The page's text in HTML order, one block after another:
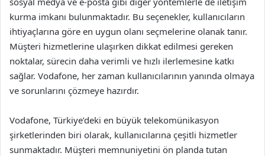
kurma imkanı bulunmaktadır. Bu seçenekler, kullanıcıların
ihtiyaçlarına göre en uygun olanı seçmelerine olanak tanır.
Müşteri hizmetlerine ulaşırken dikkat edilmesi gereken
noktalar, sürecin daha verimli ve hızlı ilerlemesine katkı
sağlar. Vodafone, her zaman kullanıcılarının yanında olmaya
ve sorunlarını çözmeye hazırdır.
Vodafone, Türkiye’deki en büyük telekomünikasyon
şirketlerinden biri olarak, kullanıcılarına çeşitli hizmetler
sunmaktadır. Müşteri memnuniyetini ön planda tutan